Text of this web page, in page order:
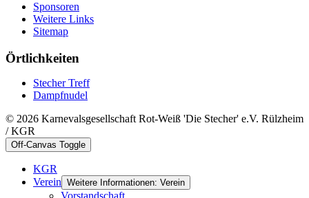
Sponsoren
Weitere Links
Sitemap
Örtlichkeiten
Stecher Treff
Dampfnudel
© 2026 Karnevalsgesellschaft Rot-Weiß 'Die Stecher' e.V. Rülzheim
/ KGR
Off-Canvas Toggle
KGR
Verein Weitere Informationen: Verein
Vorstandschaft